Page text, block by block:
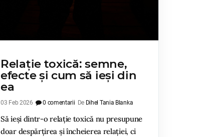
Relație toxică: semne,
efecte și cum să ieși din
ea
03 Feb 2026 0 comentarii De Dihel Tania Blanka
Să ieși dintr-o relație toxică nu presupune
doar despărțirea și încheierea relației, ci